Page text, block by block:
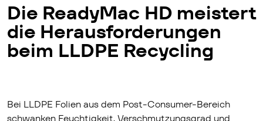
Die ReadyMac HD meistert
die Herausforderungen
beim LLDPE Recycling
Bei LLDPE Folien aus dem Post-Consumer-Bereich
schwanken Feuchtigkeit, Verschmutzungsgrad und